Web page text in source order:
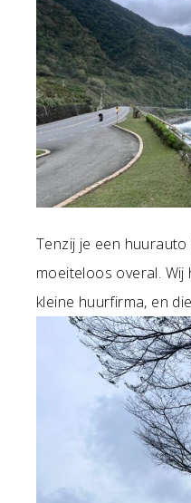
Tenzij je een
moeiteloos overal. Wij
kleine huurfirma, en